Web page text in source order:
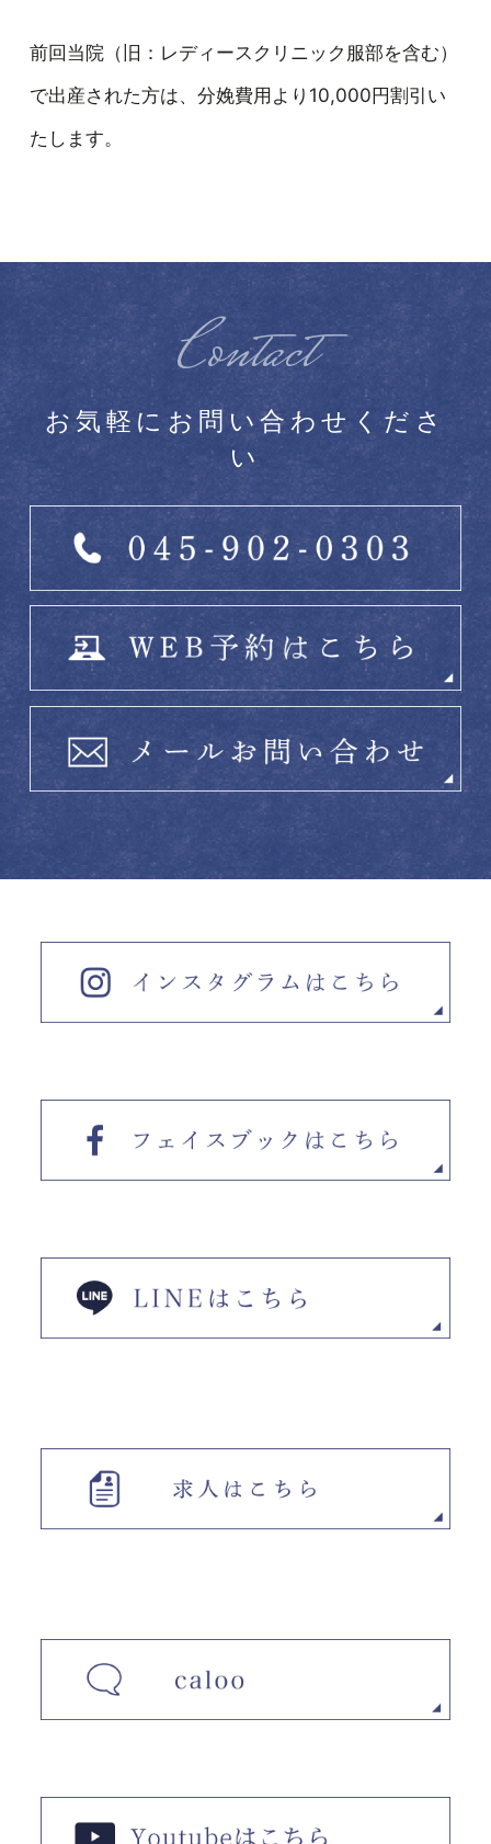
前回当院（旧：レディースクリニック服部を含む）
で出産された方は、分娩費用より10,000円割引い
たします。
Contact
お気軽にお問い合わせくださ
い